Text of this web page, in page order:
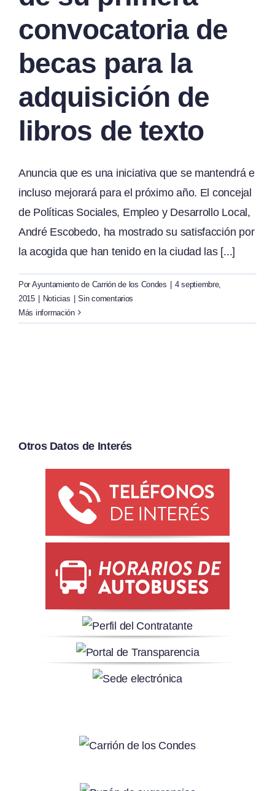
convocatoria de
becas para la
adquisición de
libros de texto
Anuncia que es una iniciativa que se mantendrá e
incluso mejorará para el próximo año. El concejal
de Políticas Sociales, Empleo y Desarrollo Local,
André Escobedo, ha mostrado su satisfacción por
la acogida que han tenido en la ciudad las [...]
Por Ayuntamiento de Carrión de los Condes | 4 septiembre,
2015 | Noticias | Sin comentarios
Más información
Otros Datos de Interés